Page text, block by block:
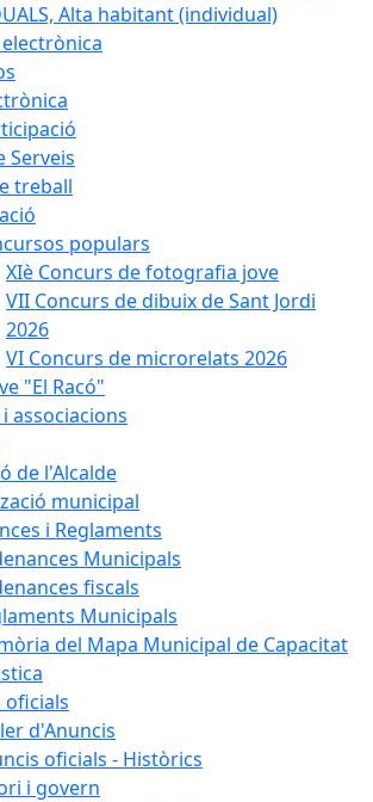
Alta habitant (individual)
Serveis
treball
populars
XIè Concurs de fotografia jove
VII Concurs de dibuix de Sant Jordi
2026
VI Concurs de microrelats 2026
"El Racó"
associacions
de l'Alcalde
municipal
i Reglaments
Municipals
fiscals
Municipals
del Mapa Municipal de Capacitat
oficials
d'Anuncis
oficials - Històrics
i govern